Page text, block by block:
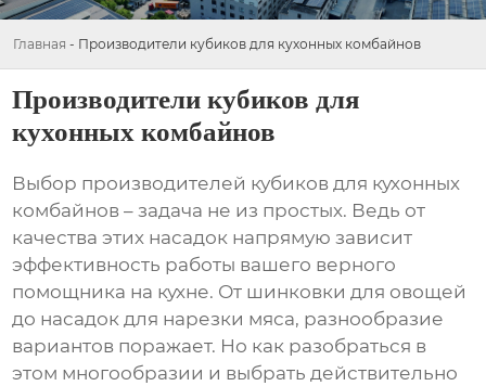
Главная - Производители кубиков для кухонных комбайнов
Производители кубиков для
кухонных комбайнов
Выбор производителей кубиков для кухонных
комбайнов – задача не из простых. Ведь от
качества этих насадок напрямую зависит
эффективность работы вашего верного
помощника на кухне. От шинковки для овощей
до насадок для нарезки мяса, разнообразие
вариантов поражает. Но как разобраться в
этом многообразии и выбрать действительно